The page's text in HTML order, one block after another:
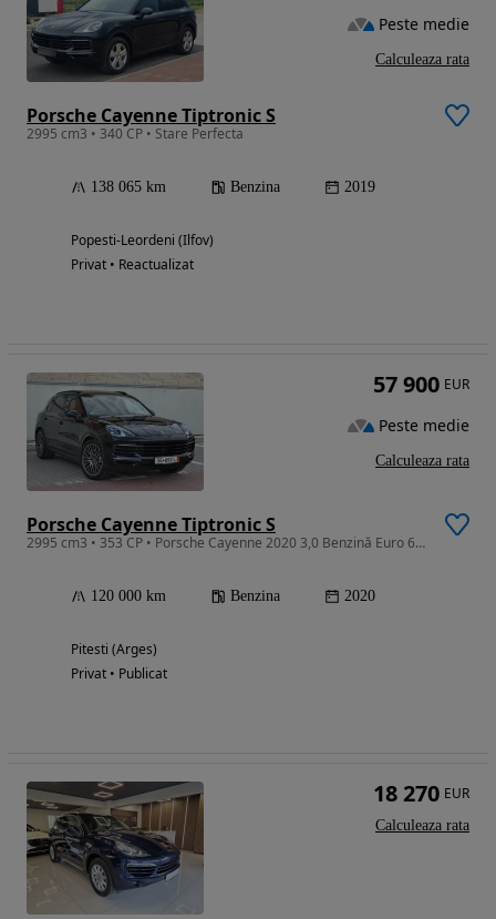
Porsche Cayenne Tiptronic S
2995 cm3 • 340 CP • Stare Perfecta
138 065 km Benzina 2019
Popesti-Leordeni (Ilfov)
Privat • Reactualizat
Peste medie
Calculeaza rata
Porsche Cayenne Tiptronic S
2995 cm3 • 353 CP • Porsche Cayenne 2020 3,0 Benzină Euro 6 340 cp
120 000 km Benzina 2020
Pitesti (Arges)
Privat • Publicat
57 900 EUR
Peste medie
Calculeaza rata
18 270 EUR
Calculeaza rata